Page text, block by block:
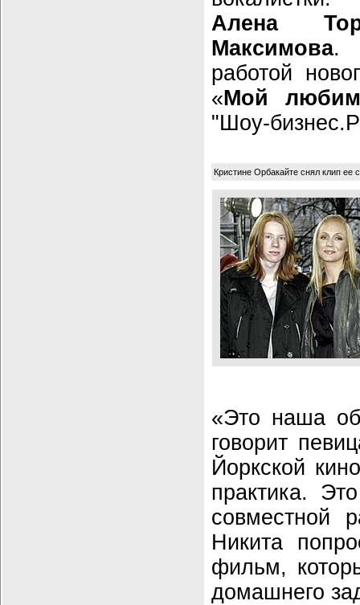
Алена
Максимова.
работой
«Мой
"Шоу-
Кристине Орбакайте снял клип ее
«Это наша
говорит
Йоркской
практика.
совместной
Никита
фильм,
домашнего